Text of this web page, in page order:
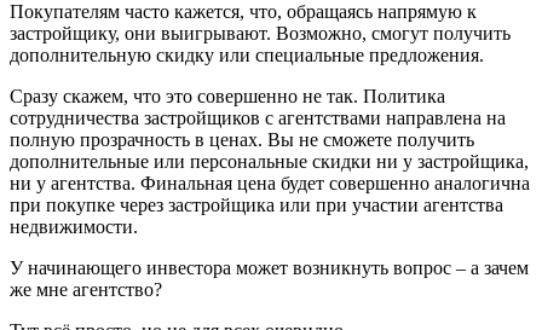
Покупателям часто кажется, что, обращаясь напрямую к
застройщику, они выигрывают. Возможно, смогут получить
дополнительную скидку или специальные предложения.
Сразу скажем, что это совершенно не так. Политика
сотрудничества застройщиков с агентствами направлена на
полную прозрачность в ценах. Вы не сможете получить
дополнительные или персональные скидки ни у застройщика,
ни у агентства. Финальная цена будет совершенно аналогична
при покупке через застройщика или при участии агентства
недвижимости.
У начинающего инвестора может возникнуть вопрос – а зачем
же мне агентство?